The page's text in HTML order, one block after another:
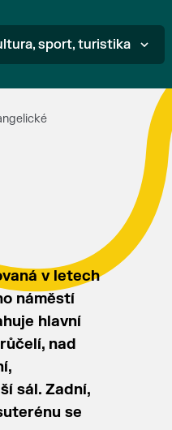
sport, turistika
v letech
náměstí
hlavní
nad
sál. Zadní,
se